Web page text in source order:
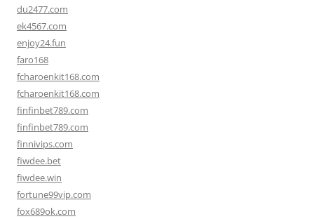
du2477.com
ek4567.com
enjoy24.fun
faro168
fcharoenkit168.com
fcharoenkit168.com
finfinbet789.com
finfinbet789.com
finnivips.com
fiwdee.bet
fiwdee.win
fortune99vip.com
fox689ok.com